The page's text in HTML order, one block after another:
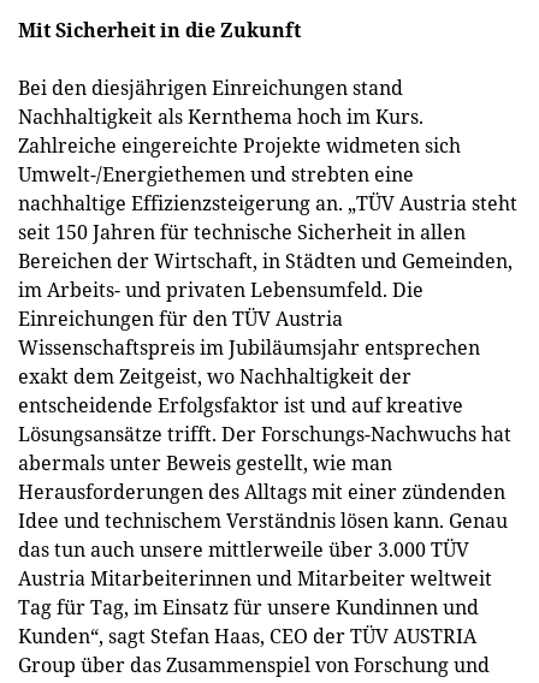
Mit Sicherheit in die Zukunft
Bei den diesjährigen Einreichungen stand
Nachhaltigkeit als Kernthema hoch im Kurs.
Zahlreiche eingereichte Projekte widmeten sich
Umwelt-/Energiethemen und strebten eine
nachhaltige Effizienzsteigerung an. „TÜV Austria steht
seit 150 Jahren für technische Sicherheit in allen
Bereichen der Wirtschaft, in Städten und Gemeinden,
im Arbeits- und privaten Lebensumfeld. Die
Einreichungen für den TÜV Austria
Wissenschaftspreis im Jubiläumsjahr entsprechen
exakt dem Zeitgeist, wo Nachhaltigkeit der
entscheidende Erfolgsfaktor ist und auf kreative
Lösungsansätze trifft. Der Forschungs-Nachwuchs hat
abermals unter Beweis gestellt, wie man
Herausforderungen des Alltags mit einer zündenden
Idee und technischem Verständnis lösen kann. Genau
das tun auch unsere mittlerweile über 3.000 TÜV
Austria Mitarbeiterinnen und Mitarbeiter weltweit
Tag für Tag, im Einsatz für unsere Kundinnen und
Kunden“, sagt Stefan Haas, CEO der TÜV AUSTRIA
Group über das Zusammenspiel von Forschung und